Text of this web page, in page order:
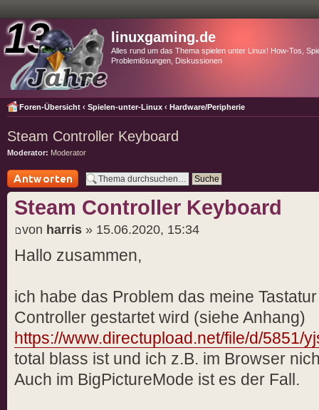
linuxgaming.de
Alles rund um das Thema spielen unter Linux! How-Tos,
Problemlösungen, Diskussionen
Foren-Übersicht ‹ Spielen-unter-Linux ‹ Hardware/Peripherie
Steam Controller Keyboard
Moderator: Moderator
Antwort schreiben
Steam Controller Keyboard
von harris » 15.06.2020, 15:34
Hallo zusammen,
ich habe das Problem das meine
Controller gestartet wird (siehe Anhang)
https://www.directupload.net/file/d/5851/
total blass ist und ich z.B. im Browser
Auch im BigPictureMode ist es der Fall.